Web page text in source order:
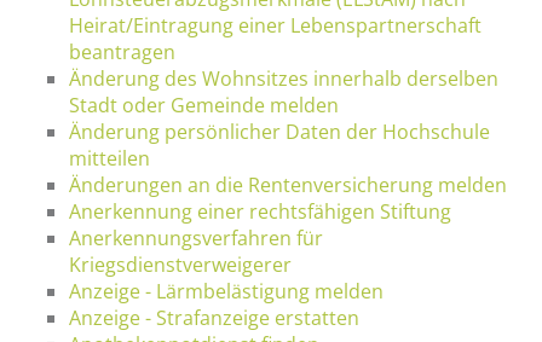
Heirat/Eintragung einer Lebenspartnerschaft
beantragen
Änderung des Wohnsitzes innerhalb derselben
Stadt oder Gemeinde melden
Änderung persönlicher Daten der Hochschule
mitteilen
Änderungen an die Rentenversicherung melden
Anerkennung einer rechtsfähigen Stiftung
Anerkennungsverfahren für
Kriegsdienstverweigerer
Anzeige - Lärmbelästigung melden
Anzeige - Strafanzeige erstatten